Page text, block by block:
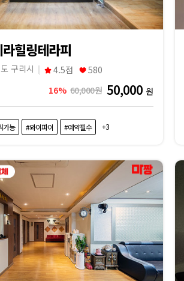
힐링테라피
구리시 4.5점
580
16% 60,000원 50,000 원
가능 #와이파이 #예약필수 +3